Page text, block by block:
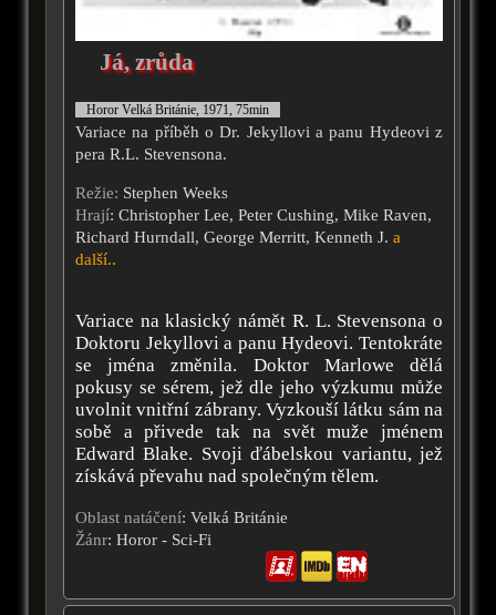
Já, zrůda
Horor Velká Británie, 1971, 75min
Variace na příběh o Dr. Jekyllovi a panu Hydeovi z
pera R.L. Stevensona.
Režie: Stephen Weeks
Hrají: Christopher Lee, Peter Cushing, Mike Raven,
Richard Hurndall, George Merritt, Kenneth J. a
další..
Variace na klasický námět R. L. Stevensona o
Doktoru Jekyllovi a panu Hydeovi. Tentokráte
se jména změnila. Doktor Marlowe dělá
pokusy se sérem, jež dle jeho výzkumu může
uvolnit vnitřní zábrany. Vyzkouší látku sám na
sobě a přivede tak na svět muže jménem
Edward Blake. Svoji ďábelskou variantu, jež
získává převahu nad společným tělem.
Oblast natáčení: Velká Británie
Žánr: Horor - Sci-Fi